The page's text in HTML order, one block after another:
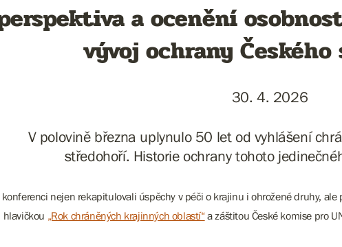
a ocenění
vývoj ochrany
30. 4. 2026
V polovině března uplynulo 50 let od vyhlášení
středohoří. Historie ochrany tohoto
nejen rekapitulovali úspěchy v péči o krajinu i ohrožené druhy,
hlavičkou „Rok chráněných krajinných oblastí“a záštitou České komise pro